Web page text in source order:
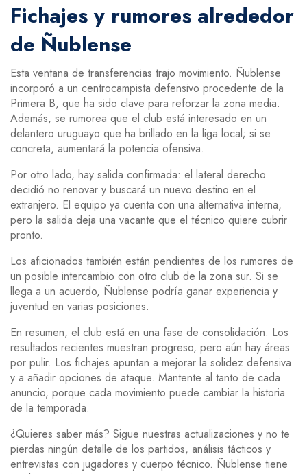
Fichajes y rumores alrededor
de Ñublense
Esta ventana de transferencias trajo movimiento. Ñublense
incorporó a un centrocampista defensivo procedente de la
Primera B, que ha sido clave para reforzar la zona media.
Además, se rumorea que el club está interesado en un
delantero uruguayo que ha brillado en la liga local; si se
concreta, aumentará la potencia ofensiva.
Por otro lado, hay salida confirmada: el lateral derecho
decidió no renovar y buscará un nuevo destino en el
extranjero. El equipo ya cuenta con una alternativa interna,
pero la salida deja una vacante que el técnico quiere cubrir
pronto.
Los aficionados también están pendientes de los rumores de
un posible intercambio con otro club de la zona sur. Si se
llega a un acuerdo, Ñublense podría ganar experiencia y
juventud en varias posiciones.
En resumen, el club está en una fase de consolidación. Los
resultados recientes muestran progreso, pero aún hay áreas
por pulir. Los fichajes apuntan a mejorar la solidez defensiva
y a añadir opciones de ataque. Mantente al tanto de cada
anuncio, porque cada movimiento puede cambiar la historia
de la temporada.
¿Quieres saber más? Sigue nuestras actualizaciones y no te
pierdas ningún detalle de los partidos, análisis tácticos y
entrevistas con jugadores y cuerpo técnico. Ñublense tiene